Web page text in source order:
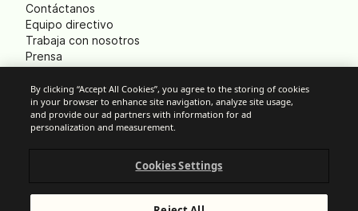
Contáctanos
Equipo directivo
Trabaja con nosotros
Prensa
Huella ecológica
By clicking “Accept All Cookies”, you agree to the storing of cookies
in your browser to enhance site navigation, analyze site usage,
and provide our ad partners with information for ad
personalization and measurement.
Cookies Settings